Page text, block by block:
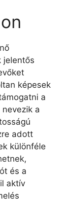
jelentős
képesek
a
a
adott
különféle
és a
aktív